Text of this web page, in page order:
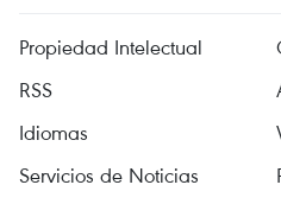
Propiedad Intelectual
RSS
Idiomas
Servicios de Noticias